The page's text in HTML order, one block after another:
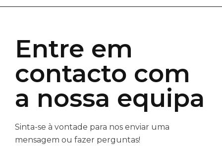
Entre em
contacto com
a nossa equipa
Sinta-se à vontade para nos enviar uma
mensagem ou fazer perguntas!